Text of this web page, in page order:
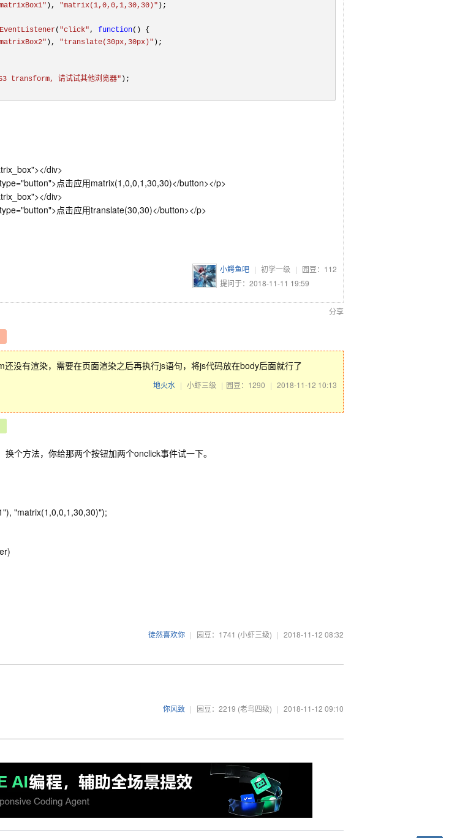
), "matrix(1,0,0,1,30,30)" );
( "click" , function( ) {
), "translate(30px,30px)" );
transform, 请试试其他浏览器" );
div>
点击应用matrix(1,0,0,1,30,30)</button></p>
div>
点击应用translate(30,30)</button></p>
小鳄鱼吧 | 初学一级 | 园豆： 112
提问于：2018-11-11 19:59
分享
没有渲染，需要在页面渲染之后再执行js语句，将js代码放在body后面就行了
地火水 | 小虾三级 | 园豆：1290 | 2018-11-12 10:13
个方法，你给那两个按钮加两个onclick事件试一下。
"matrix(1,0,0,1,30,30)");
徒然喜欢你 | 园豆：1741 (小虾三级) | 2018-11-12 08:32
你风致 | 园豆：2219 (老鸟四级) | 2018-11-12 09:10